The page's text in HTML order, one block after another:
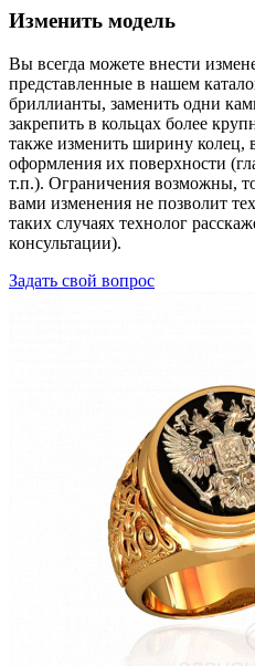
Изменить модель
Вы всегда можете внести
представленные в нашем
бриллианты, заменить одни
закрепить в кольцах более
также изменить ширину колец,
оформления их поверхности
т.п.). Ограничения возможны,
вами изменения не позволит
таких случаях технолог
консультации).
Задать свой вопрос